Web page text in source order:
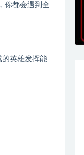
你都会遇到全
的英雄发挥能